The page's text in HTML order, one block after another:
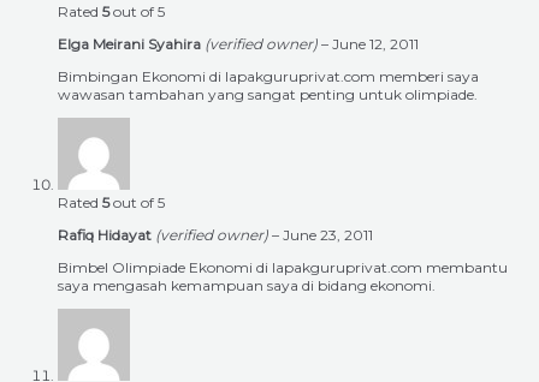
Rated 5out of 5
Elga Meirani Syahira (verified owner) – June 12, 2011
Bimbingan Ekonomi di lapakguruprivat.com memberi saya
wawasan tambahan yang sangat penting untuk olimpiade.
Rated 5out of 5
Rafiq Hidayat (verified owner) – June 23, 2011
Bimbel Olimpiade Ekonomi di lapakguruprivat.com membantu
saya mengasah kemampuan saya di bidang ekonomi.